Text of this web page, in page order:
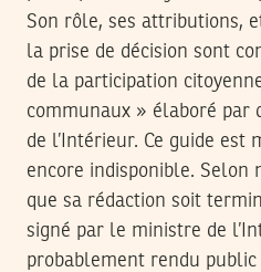
Son rôle, ses attributions,
la prise de décision sont
de la participation
communaux » élaboré par
de l’Intérieur. Ce guide est
encore indisponible. Selon
que sa rédaction soit
signé par le ministre de
probablement rendu